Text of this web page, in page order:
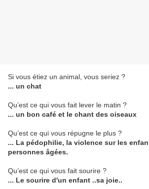
Si vous étiez un animal, vous seriez ?
... un chat
Qu’est ce qui vous fait lever le matin ?
... un bon café et le chant des oiseaux
Qu’est ce qui vous répugne le plus ?
... La pédophilie, la violence sur les
personnes âgées.
Qu’est ce qui vous fait sourire ?
... Le sourire d'un enfant ..sa joie..